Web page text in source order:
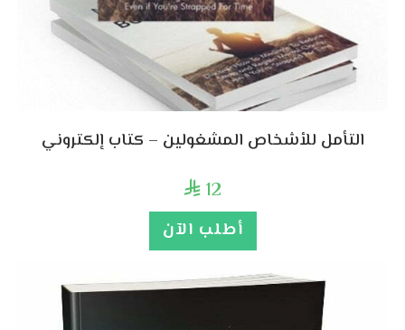
التأمل للأشخاص المشغولين – كتاب إلكتروني
12
أطلب الآن